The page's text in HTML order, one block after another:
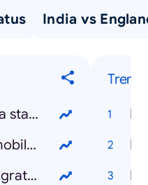
India vs
How to check visa status
How to change mobile number in emirates id
How to calculate gratuity in the UAE